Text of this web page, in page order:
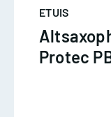
ETUIS
Protec